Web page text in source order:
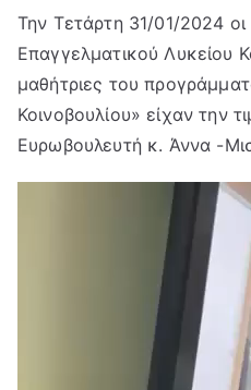
Την Τετάρτη 31/01/2024
Επαγγελματικού Λυκείου
μαθήτριες του
Κοινοβουλίου» είχαν την
Ευρωβουλευτή κ. Άννα -